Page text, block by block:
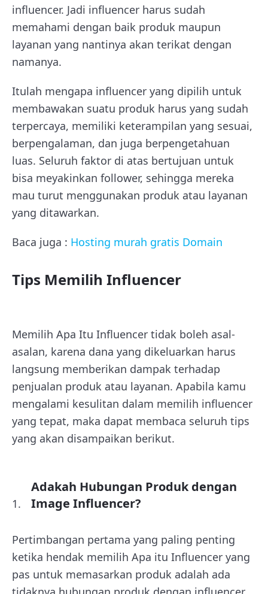
influencer. Jadi influencer harus sudah
memahami dengan baik produk maupun
layanan yang nantinya akan terikat dengan
namanya.
Itulah mengapa influencer yang dipilih untuk
membawakan suatu produk harus yang sudah
terpercaya, memiliki keterampilan yang sesuai,
berpengalaman, dan juga berpengetahuan
luas. Seluruh faktor di atas bertujuan untuk
bisa meyakinkan follower, sehingga mereka
mau turut menggunakan produk atau layanan
yang ditawarkan.
Baca juga : Hosting murah gratis Domain
Tips Memilih Influencer
Memilih Apa Itu Influencer tidak boleh asal-
asalan, karena dana yang dikeluarkan harus
langsung memberikan dampak terhadap
penjualan produk atau layanan. Apabila kamu
mengalami kesulitan dalam memilih influencer
yang tepat, maka dapat membaca seluruh tips
yang akan disampaikan berikut.
Adakah Hubungan Produk dengan
Image Influencer?
Pertimbangan pertama yang paling penting
ketika hendak memilih Apa itu Influencer yang
pas untuk memasarkan produk adalah ada